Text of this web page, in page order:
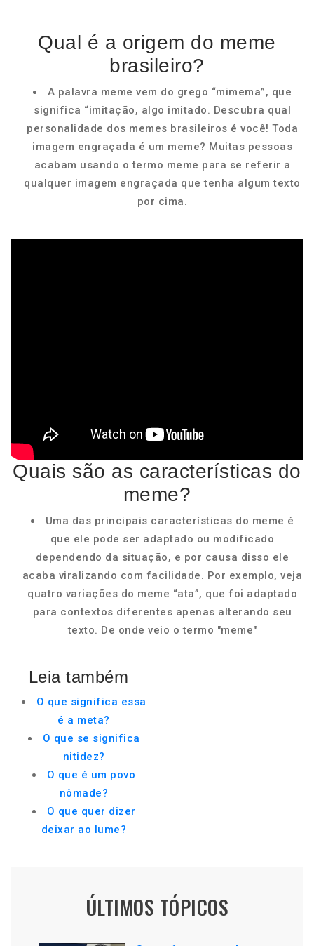
Qual é a origem do meme
brasileiro?
A palavra meme vem do grego “mimema”, que
significa “imitação, algo imitado. Descubra qual
personalidade dos memes brasileiros é você! Toda
imagem engraçada é um meme? Muitas pessoas
acabam usando o termo meme para se referir a
qualquer imagem engraçada que tenha algum texto
por cima.
Quais são as características do
meme?
Uma das principais características do meme é
que ele pode ser adaptado ou modificado
dependendo da situação, e por causa disso ele
acaba viralizando com facilidade. Por exemplo, veja
quatro variações do meme “ata”, que foi adaptado
para contextos diferentes apenas alterando seu
texto. De onde veio o termo "meme"
Leia também
O que significa essa
é a meta?
O que se significa
nitidez?
O que é um povo
nômade?
O que quer dizer
deixar ao lume?
ÚLTIMOS TÓPICOS